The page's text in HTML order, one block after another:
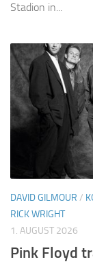
Stadion in...
DAVID GILMOUR /
RICK WRIGHT
1. AUGUST 2026
Pink Floyd